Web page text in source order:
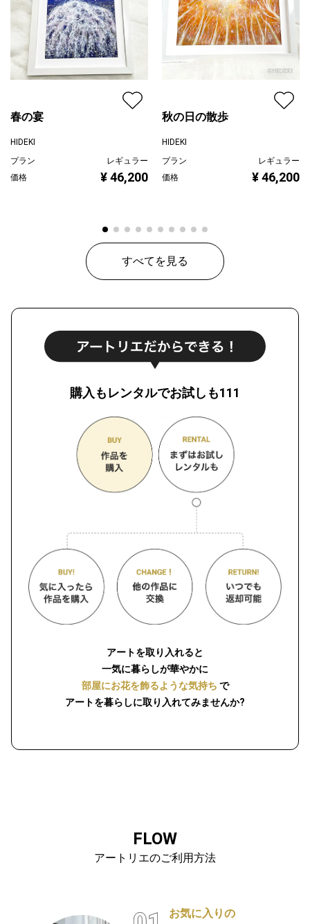
春の宴
HIDEKI
プラン
レギュラー
価格
¥ 46,200
秋の日の散歩
HIDEKI
プラン
レギュラー
価格
¥ 46,200
すべてを見る
購入もレンタルでお試しも111
アートを取り入れると
一気に暮らしが華やかに
部屋にお花を飾るような気持ち で
アートを暮らしに取り入れてみませんか?
FLOW
アートリエのご利用方法
お気に入りの